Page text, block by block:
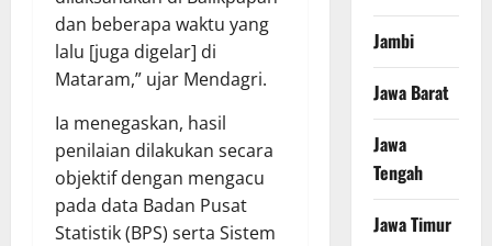
dan beberapa waktu yang
lalu [juga digelar] di
Mataram,” ujar Mendagri.
Ia menegaskan, hasil
penilaian dilakukan secara
objektif dengan mengacu
pada data Badan Pusat
Statistik (BPS) serta Sistem
Jambi
Jawa Barat
Jawa
Tengah
Jawa Timur